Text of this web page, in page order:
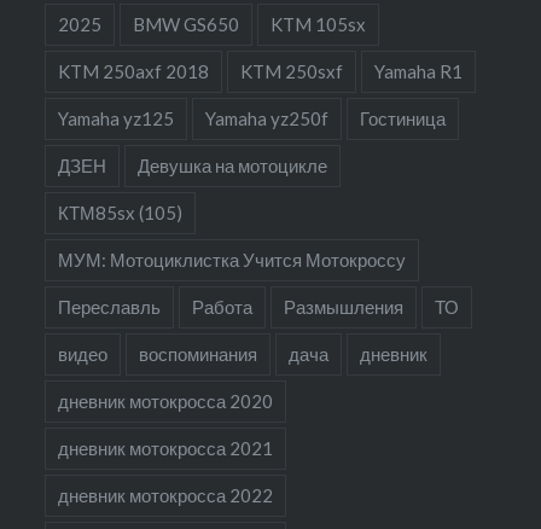
2025 BMW GS650 KTM 105sx
KTM 250axf 2018 KTM 250sxf Yamaha R1
Yamaha yz125 Yamaha yz250f Гостиница
ДЗЕН Девушка на мотоцикле
КТМ85sx (105)
МУМ: Мотоциклистка Учится Мотокроссу
Переславль Работа Размышления ТО
видео воспоминания дача дневник
дневник мотокросса 2020
дневник мотокросса 2021
дневник мотокросса 2022